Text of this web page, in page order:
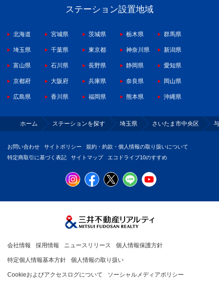
ステーション設置地域
北海道 宮城県 茨城県 栃木県 群馬県
埼玉県 千葉県 東京都 神奈川県 新潟県
富山県 石川県 長野県 静岡県 愛知県
京都府 大阪府 兵庫県 奈良県 岡山県
広島県 香川県 福岡県 熊本県 沖縄県
ホーム ステーションを探す 埼玉県 さいたま市中央区
お問い合わせ サイトポリシー
規約・約款・個人情報の取り扱いについて
特定商取引に基づく表記
サイトマップ エコドライブ10のすすめ
会社情報 採用情報 ニュースリリース 個人情報保護方針
特定個人情報基本方針 個人情報の取り扱い
Cookieおよびアクセスログについて ソーシャルメディアポリシー